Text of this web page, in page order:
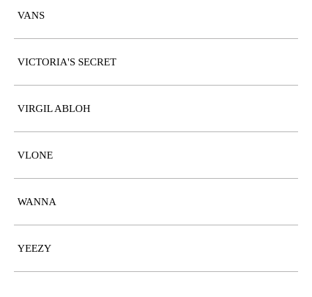
VANS
VICTORIA'S SECRET
VIRGIL ABLOH
VLONE
WANNA
YEEZY